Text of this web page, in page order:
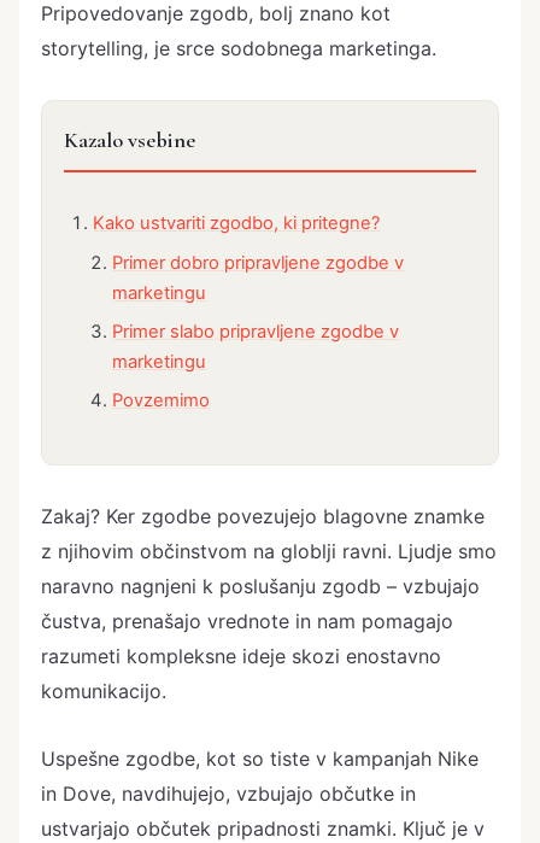
Pripovedovanje zgodb, bolj znano kot
storytelling, je srce sodobnega marketinga.
Kazalo vsebine
Kako ustvariti zgodbo, ki pritegne?
Primer dobro pripravljene zgodbe v
marketingu
Primer slabo pripravljene zgodbe v
marketingu
Povzemimo
Zakaj? Ker zgodbe povezujejo blagovne znamke
z njihovim občinstvom na globlji ravni. Ljudje smo
naravno nagnjeni k poslušanju zgodb – vzbujajo
čustva, prenašajo vrednote in nam pomagajo
razumeti kompleksne ideje skozi enostavno
komunikacijo.
Uspešne zgodbe, kot so tiste v kampanjah Nike
in Dove, navdihujejo, vzbujajo občutke in
ustvarjajo občutek pripadnosti znamki. Ključ je v